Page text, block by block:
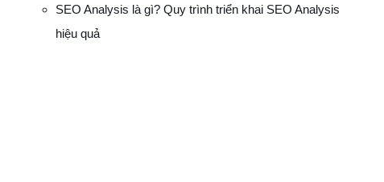
SEO Analysis là gì? Quy trình triển khai SEO Analysis
hiệu quả